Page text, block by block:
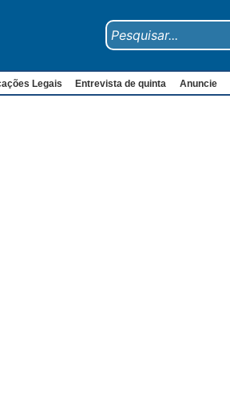
Legais Entrevista de quinta Anuncie